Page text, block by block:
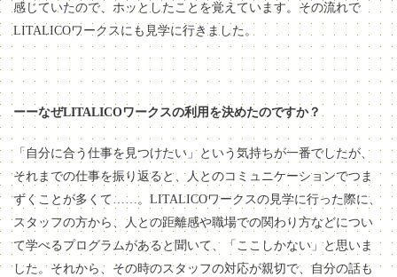
感じていたので、ホッとしたことを覚えています。その流れで
LITALICOワークスにも見学に行きました。
ーーなぜLITALICOワークスの利用を決めたのですか？
「自分に合う仕事を見つけたい」という気持ちが一番でしたが、
それまでの仕事を振り返ると、人とのコミュニケーションでつま
ずくことが多くて……。LITALICOワークスの見学に行った際に、
スタッフの方から、人との距離感や職場での関わり方などについ
て学べるプログラムがあると聞いて、「ここしかない」と思いま
した。それから、その時のスタッフの対応が親切で、自分の話も